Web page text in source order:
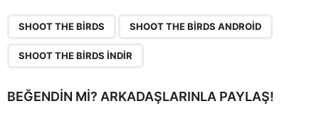
a
SHOOT THE BIRDS SHOOT THE BIRDS ANDROID
SHOOT THE BIRDS INDIR
BEĞENDIN MI? ARKADAŞLARINLA PAYLAŞ!